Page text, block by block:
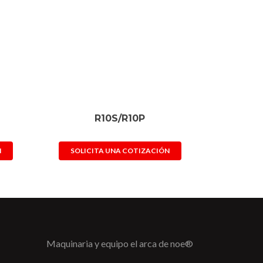
R10S/R10P
SOLICITA UNA COTIZACIÓN
Maquinaria y equipo el arca de noe®